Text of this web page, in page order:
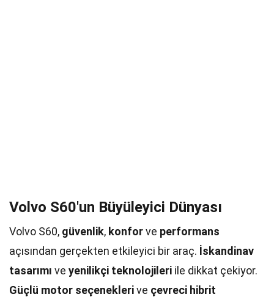
Volvo S60'un Büyüleyici Dünyası
Volvo S60, güvenlik, konforve performans
açısından gerçekten etkileyici bir araç. İskandinav
tasarımı ve yenilikçi teknolojileri ile dikkat çekiyor.
Güçlü motor seçeneklerive çevreci hibrit